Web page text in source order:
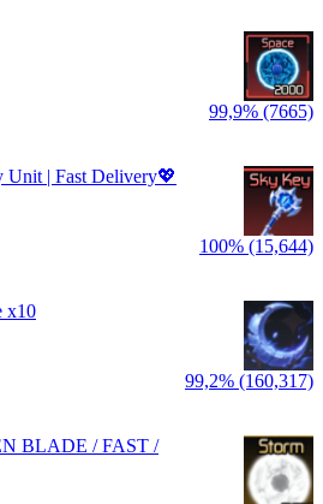
99,9% (7665)
| Fast Delivery💖
100% (15,644)
x10
99,2% (160,317)
BLADE / FAST /